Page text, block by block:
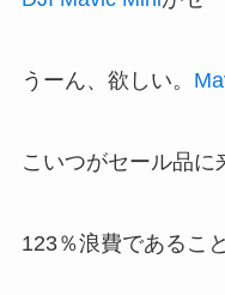
うーん、欲しい。
こいつがセール品
123％浪費であるこ